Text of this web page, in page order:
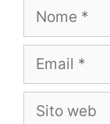
Nome
Email
Sito